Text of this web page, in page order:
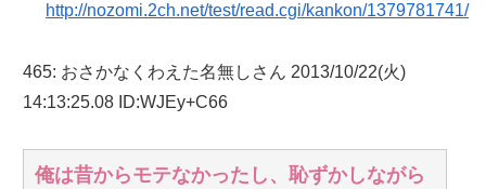
http://nozomi.2ch.net/test/read.cgi/kankon/1379781741/
465: おさかなくわえた名無しさん 2013/10/22(火)
14:13:25.08 ID:WJEy+C66
俺は昔からモテなかったし、恥ずかしながら